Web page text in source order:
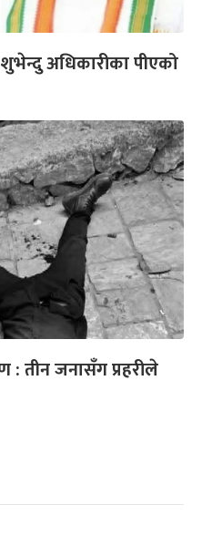
अधिकारीका पीएको
: तीन जनासँग प्रहरीले